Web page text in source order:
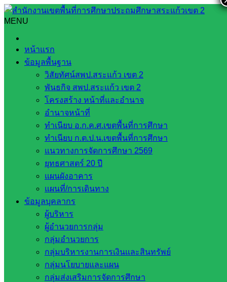
Skip
to
content
MENU
หน้าแรก
ข้อมูลพื้นฐาน
วิสัยทัศน์สพป.สระแก้ว เขต 2
พันธกิจ สพป.สระแก้ว เขต 2
โครงสร้าง หน้าที่และอำนาจ
อำนาจหน้าที่
ทำเนียบ อ.ก.ค.ศ.เขตพื้นที่การศึกษา
ทำเนียบ ก.ต.ป.น.เขตพื้นที่การศึกษา
แนวทางการจัดการศึกษา 2569
ยุทธศาสตร์ 20 ปี
แผนผังอาคาร
แผนที่/การเดินทาง
ข้อมูลบุคลากร
ผู้บริหาร
ผู้อำนวยการกลุ่ม
กลุ่มอำนวยการ
กลุ่มบริหารงานการเงินและสินทรัพย์
กลุ่มนโยบายและแผน
กลุ่มส่งเสริมการจัดการศึกษา
Search
รับการบริการวิชาการ จากโรงเรียนวิทยาศาสตร์จุฬาภรณราช
วิทยาลัย ชลบุรี
รับการบริการวิชาการ จากโรงเรียนวิทยา
ศาสตร์จุฬาภรณราชวิทยาลัย ชลบุรี
กรกฎาคม 24, 2022กรกฎาคม 24, 2022
กลุ่มตะวันบูรพา
วันที่ 22 กรกฎาคม 2565 นายบุญมา รอดประเสริฐ ผู้อำนวยการ
โรงเรียนบ้านเหล่าอ้อย ให้การต้อนรับ นายฉัตรชัย เจริญสุข รอง
ผู้อำนวยการโรงเรียนวิทยาศาสตร์จุฬาภรณราชวิทยาลัยชลบุรี
และคณะครู ที่เดินทางมาให้บริการวิชาการ กับคณะครู และ
นักเรียนชั้นมัธยมศึกษาปีที่ 3 โรงเรียนบ้านเหล่าอ้อย เพื่อขยาย
องค์ความรู้ทางด้านวิชาการ ให้เป็นไปตามเป้าหมายและ
อุดมการณ์ของกลุ่มโรงเรียนวิทยาศาสตร์จุฬาภรณราชวิทยาลัย